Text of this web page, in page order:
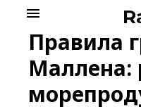
content
menu
Правила
Маллена: